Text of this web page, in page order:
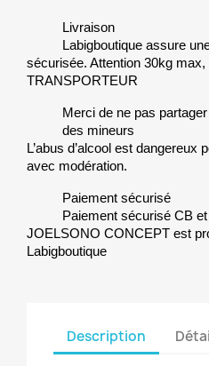
Livraison
Labigboutique assure
sécurisée. Attention 30kg
TRANSPORTEUR
Merci de ne pas
des mineurs
L’abus d’alcool est
avec modération.
Paiement sécurisé
Paiement sécurisé CB
JOELSONO CONCEPT est
Labigboutique
Description